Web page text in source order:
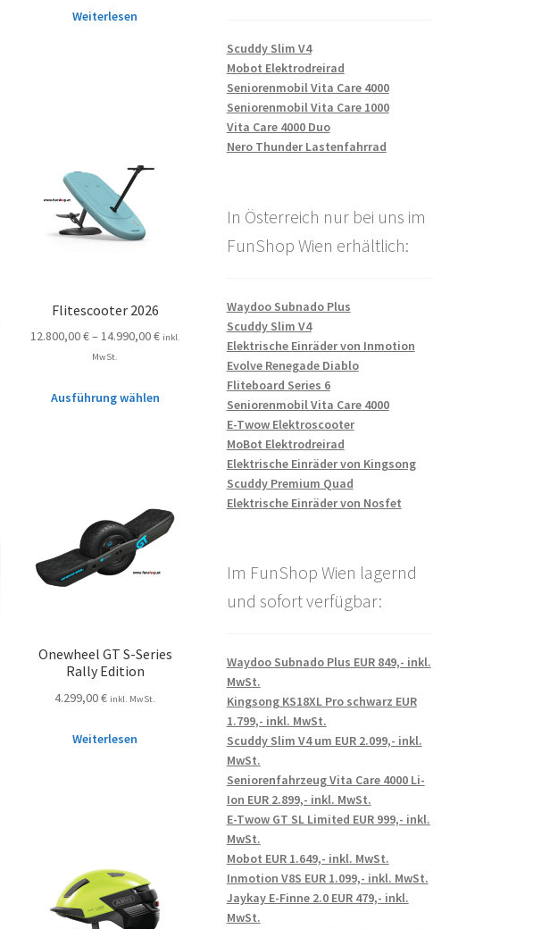
Weiterlesen
Flitescooter 2026
12.800,00€– 14.990,00€ inkl.
MwSt.
Ausführung wählen
Onewheel GT S-Series
Rally Edition
4.299,00€ inkl. MwSt.
Weiterlesen
Scuddy Slim V4
Mobot Elektrodreirad
Seniorenmobil Vita Care 4000
Seniorenmobil Vita Care 1000
Vita Care 4000 Duo
Nero Thunder Lastenfahrrad
In Österreich nur bei uns im
FunShop Wien erhältlich:
Waydoo Subnado Plus
Scuddy Slim V4
Elektrische Einräder von Inmotion
Evolve Renegade Diablo
Fliteboard Series 6
Seniorenmobil Vita Care 4000
E-Twow Elektroscooter
MoBot Elektrodreirad
Elektrische Einräder von Kingsong
Scuddy Premium Quad
Elektrische Einräder von Nosfet
Im FunShop Wien lagernd
und sofort verfügbar:
Waydoo Subnado Plus EUR 849,- inkl.
MwSt.
Kingsong KS18XL Pro schwarz EUR
1.799,- inkl. MwSt.
Scuddy Slim V4 um EUR 2.099,- inkl.
MwSt.
Seniorenfahrzeug Vita Care 4000 Li-
Ion EUR 2.899,- inkl. MwSt.
E-Twow GT SL Limited EUR 999,- inkl.
MwSt.
Mobot EUR 1.649,- inkl. MwSt.
Inmotion V8S EUR 1.099,- inkl. MwSt.
Jaykay E-Finne 2.0 EUR 479,- inkl.
MwSt.